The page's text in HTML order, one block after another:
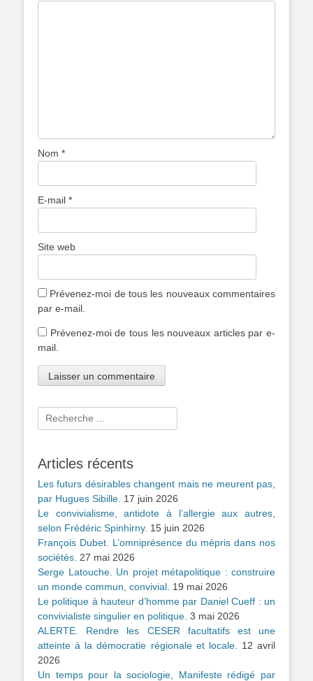
Nom *
E-mail *
Site web
Prévenez-moi de tous les nouveaux commentaires
par e-mail.
Prévenez-moi de tous les nouveaux articles par e-
mail.
Rechercher :
Articles récents
Les futurs désirables changent mais ne meurent pas,
par Hugues Sibille. 17 juin 2026
Le convivialisme, antidote à l’allergie aux autres,
selon Frédéric Spinhirny. 15 juin 2026
François Dubet. L’omniprésence du mépris dans nos
sociétés. 27 mai 2026
Serge Latouche. Un projet métapolitique : construire
un monde commun, convivial. 19 mai 2026
Le politique à hauteur d’homme par Daniel Cueff : un
convivialiste singulier en politique. 3 mai 2026
ALERTE. Rendre les CESER facultatifs est une
atteinte à la démocratie régionale et locale.
12 avril
2026
Un temps pour la sociologie, Manifeste rédigé par